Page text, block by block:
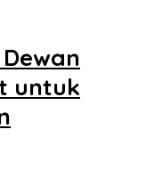
untuk